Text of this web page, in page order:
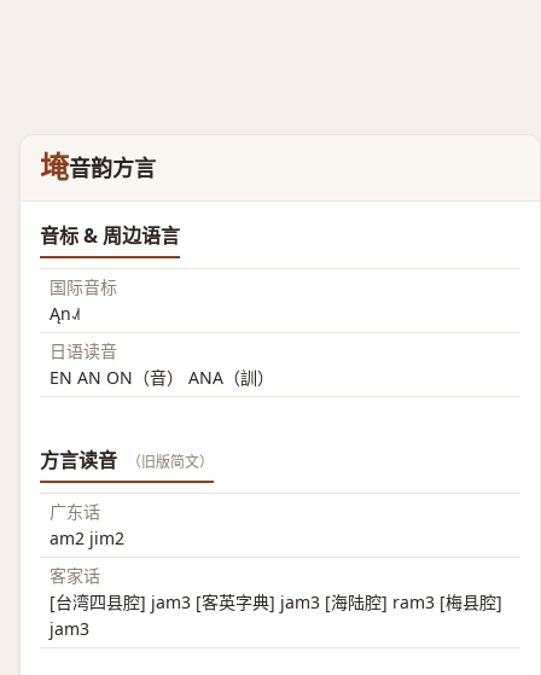
埯音韵方言
音标 & 周边语言
国际音标
Ąn˨˩˦
日语读音
EN AN ON（音） ANA（訓）
方言读音 （旧版简文）
广东话
am2 jim2
客家话
[台湾四县腔] jam3 [客英字典] jam3 [海陆腔] ram3 [梅县腔]
jam3